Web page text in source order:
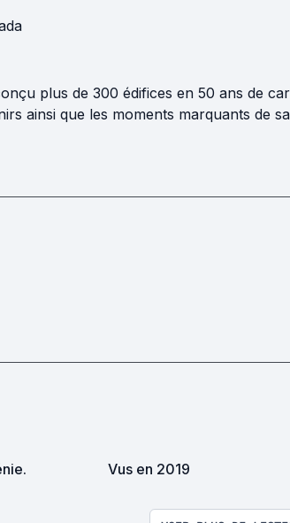
plus de 300 édifices en 50 ans de
ainsi que les moments marquants de
Vus en 2019